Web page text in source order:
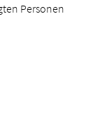
Personen